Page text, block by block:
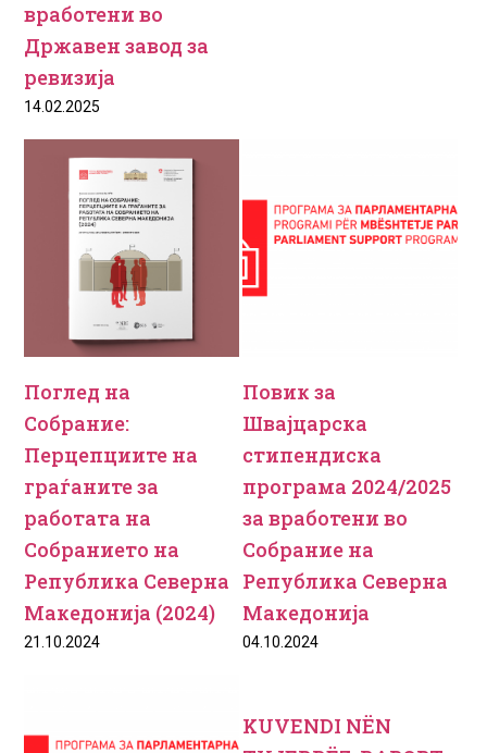
вработени во
Државен завод за
ревизија
14.02.2025
Поглед на
Собрание:
Перцепциите на
граѓаните за
работата на
Собранието на
Република Северна
Македонија (2024)
21.10.2024
Повик за
Швајцарска
стипендиска
програма 2024/2025
за вработени во
Собрание на
Република Северна
Македонија
04.10.2024
KUVENDI NËN